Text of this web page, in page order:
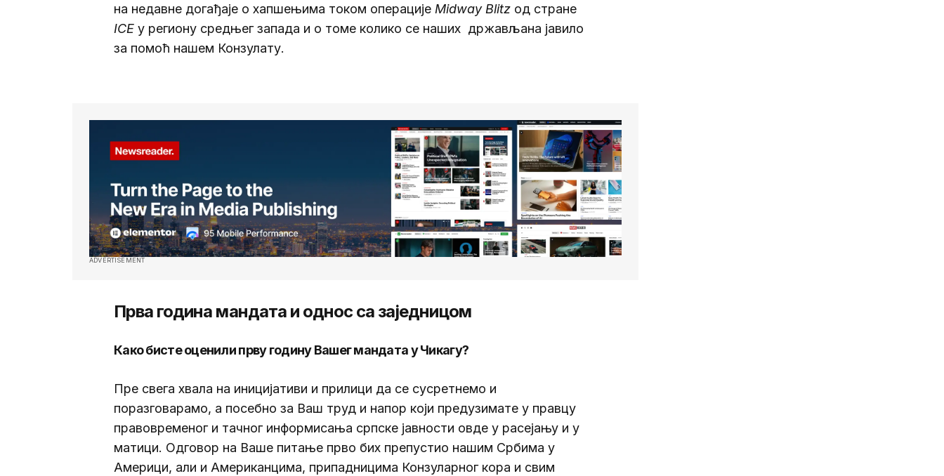
на недавне догађаје о хапшењима током операције Midway Blitz од стране
ICE у региону средњег запада и о томе колико се наших држављана јавило
за помоћ нашем Конзулату.
ADVERTISEMENT
Прва година мандата и однос са заједницом
Како бисте оценили прву годину Вашег мандата у Чикагу?
Пре свега хвала на иницијативи и прилици да се сусретнемо и
поразговарамо, а посебно за Ваш труд и напор који предузимате у правцу
правовременог и тачног информисања српске јавности овде у расејању и у
матици. Одговор на Ваше питање прво бих препустио нашим Србима у
Америци, али и Американцима, припадницима Конзуларног кора и свим